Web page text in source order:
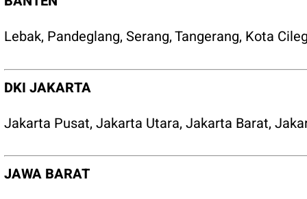
Lebak, Pandeglang, Serang,Tangerang, Kota
DKI JAKARTA
Jakarta Pusat, Jakarta Utara, Jakarta Barat,
JAWA BARAT